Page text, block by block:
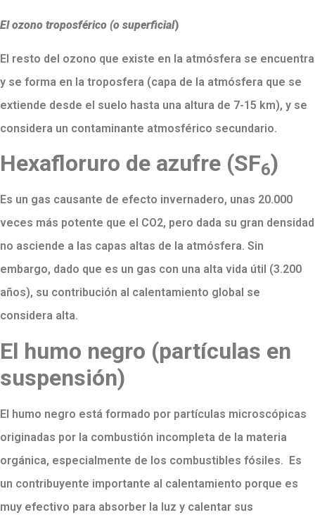
El ozono troposférico (o superficial)
El resto del ozono que existe en la atmósfera se encuentra
y se forma en la troposfera (capa de la atmósfera que se
extiende desde el suelo hasta una altura de 7-15 km), y se
considera un contaminante atmosférico secundario.
Hexafloruro de azufre (SF6)
Es un gas causante de efecto invernadero, unas 20.000
veces más potente que el CO2, pero dada su gran densidad
no asciende a las capas altas de la atmósfera. Sin
embargo, dado que es un gas con una alta vida útil (3.200
años), su contribución al calentamiento global se
considera alta.
El humo negro (partículas en
suspensión)
El humo negro está formado por partículas microscópicas
originadas por la combustión incompleta de la materia
orgánica, especialmente de los combustibles fósiles. Es
un contribuyente importante al calentamiento porque es
muy efectivo para absorber la luz y calentar sus